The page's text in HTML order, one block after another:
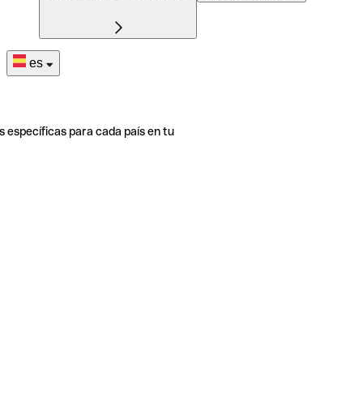
es
específicas para cada país en tu